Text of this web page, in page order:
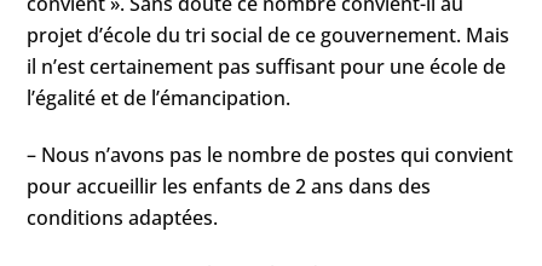
projet d’école du tri social de ce gouvernement. Mais
il n’est certainement pas suffisant pour une école de
l’égalité et de l’émancipation.
– Nous n’avons pas le nombre de postes qui convient
pour accueillir les enfants de 2 ans dans des
conditions adaptées.